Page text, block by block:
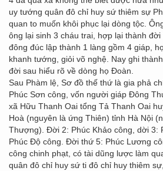
uy tướng quân đô chỉ huy sứ thiêm sự
quan to muốn khôi phục lại dòng tộc.
ông lại sinh 3 cháu trai, hợp lại thành
đông đúc lập thành 1 làng gồm 4 giáp,
khanh tướng, giỏi võ nghệ. Nay ghi
đời sau hiểu rõ về dòng họ Đoàn.
Sau Phàm lệ, Sơ đồ thế thứ là gia phả
Phúc Sơn công, vốn người giáp Đông
xã Hữu Thanh Oai tổng Tả Thanh Oai
Hoà (nguyên là ứng Thiên) tỉnh Hà Nội
Thượng). Đời 2: Phúc Khảo công, dời 3:
Phúc Độ công. Đời thứ 5: Phúc Lương
công chinh phạt, có tài dũng lược làm
quân đô chỉ huy sứ ti đô chỉ huy thiêm